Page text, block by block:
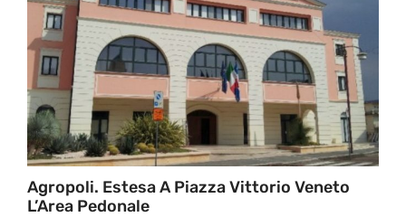
Agropoli. Estesa A Piazza Vittorio Veneto
L’Area Pedonale